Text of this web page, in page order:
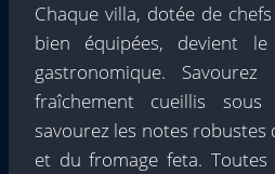
Chaque villa, dotée de
bien équipées, devient
gastronomique.
fraîchement cueillis
savourez les notes robustes
et du fromage feta.